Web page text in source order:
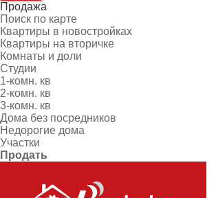
Продажа
Поиск по карте
Квартиры в новостройках
Квартиры на вторичке
Комнаты и доли
Студии
1-комн. кв
2-комн. кв
3-комн. кв
Дома без посредников
Недорогие дома
Участки
Продать